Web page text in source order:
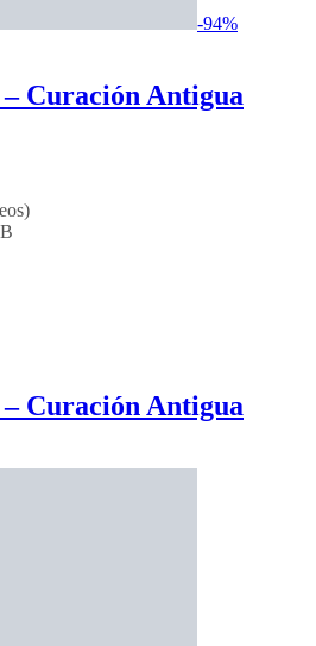
-94%
– Curación Antigua
– Curación Antigua